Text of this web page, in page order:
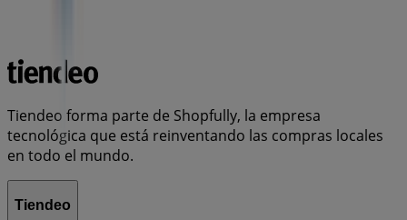
Tiendeo forma parte de Shopfully, la empresa
tecnológica que está reinventando las compras locales
en todo el mundo.
Tiendeo